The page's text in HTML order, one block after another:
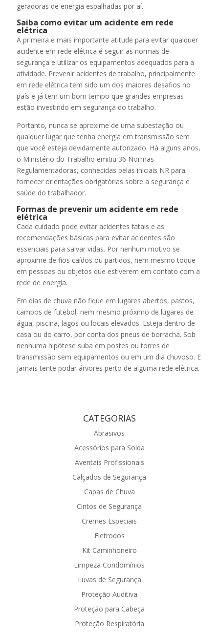
geradoras de energia espalhadas por aí.
Saiba como evitar um acidente em rede
elétrica
A primeira e mais importante atitude para evitar qualquer
acidente em rede elétrica é seguir as normas de
segurança e utilizar os equipamentos adequados para a
atividade. Prevenir acidentes de trabalho, principalmente
em rede elétrica tem sido um dos maiores desafios no
país e já tem um bom tempo que grandes empresas
estão investindo em segurança do trabalho.
Portanto, nunca se aproxime de uma subestação ou
qualquer lugar que tenha energia em transmissão sem
que você esteja devidamente autorizado. Há alguns anos,
o Ministério do Trabalho emitiu 36 Normas
Regulamentadoras, conhecidas pelas iniciais NR para
fornecer orientações obrigatórias sobre a segurança e
saúde do trabalhador.
Formas de prevenir um acidente em rede
elétrica
Cada cuidado pode evitar acidentes fatais e as
recomendações básicas para evitar acidentes são
essenciais para salvar vidas. Por nenhum motivo se
aproxime de fios caídos ou partidos, nem mesmo toque
em pessoas ou objetos que estiverem em contato com a
rede de energia.
Em dias de chuva não fique em lugares abertos, pastos,
campos de futebol, nem mesmo próximo de lugares de
água, piscina, lagos ou locais elevados. Esteja dentro de
casa ou do carro, por conta dos pneus de borracha. Sob
nenhuma hipótese suba em postes ou torres de
transmissão sem equipamentos ou em um dia chuvoso. E
jamais tente podar árvores perto de alguma rede elétrica.
CATEGORIAS
Abrasivos
Acessórios para Solda
Aventais Profissionais
Calçados de Segurança
Capas de Chuva
Cintos de Segurança
Cremes Especiais
Eletrodos
Kit Caminhoneiro
Limpeza Condomínios
Luvas de Segurança
Proteção Auditiva
Proteção para Cabeça
Proteção Respiratória